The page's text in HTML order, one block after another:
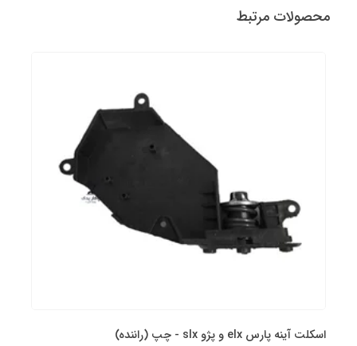
محصولات مرتبط
اسکلت آینه پارس elx و پژو slx - چپ (راننده)